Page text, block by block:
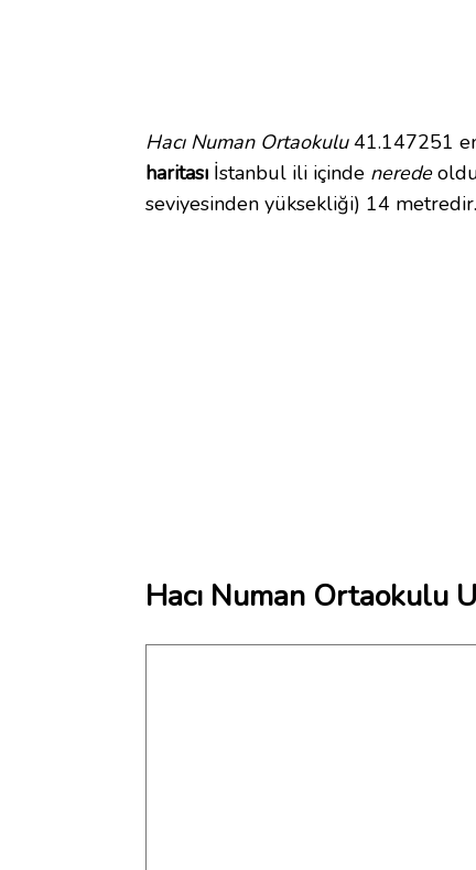
Hacı Numan Ortaokulu41.147251
haritası İstanbul ili içinde nerede
seviyesinden yüksekliği) 14 metredir.
Hacı Numan Ortaokulu